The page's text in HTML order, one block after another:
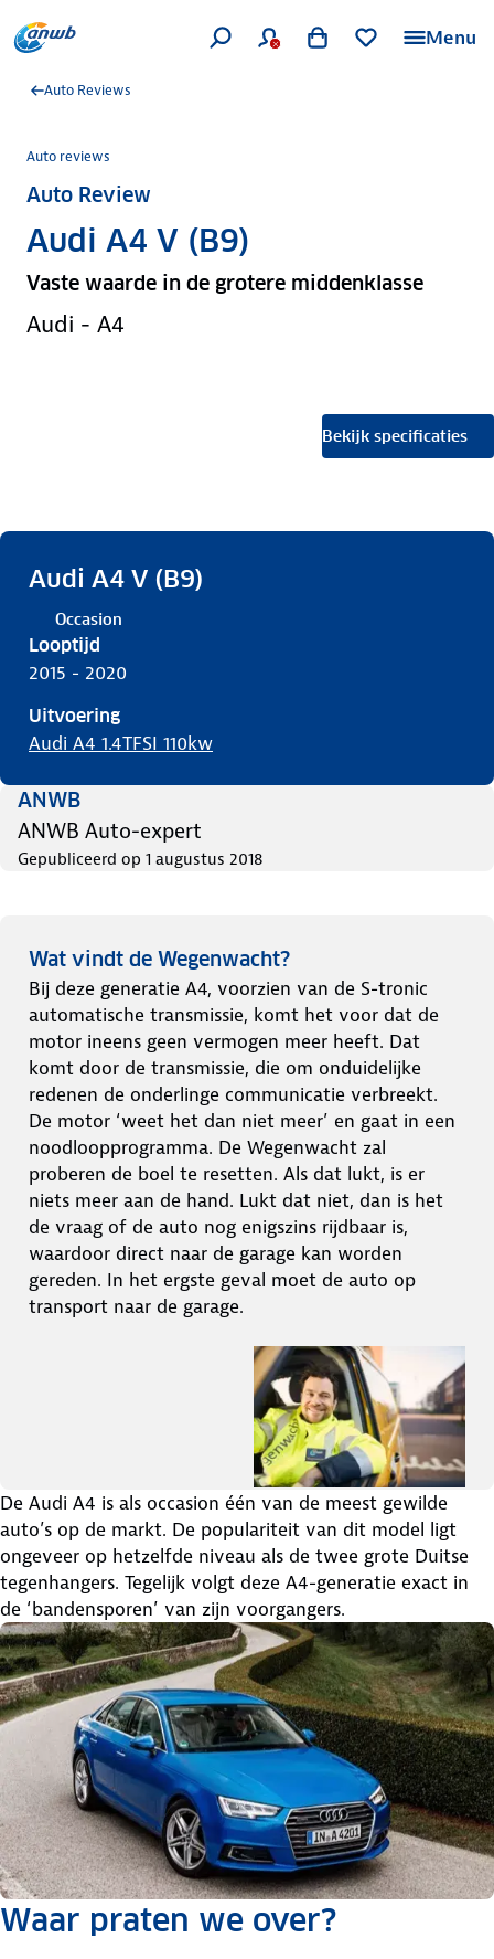
Menu
Auto Reviews
Auto reviews
Auto Review
Audi A4 V (B9)
Vaste waarde in de grotere middenklasse
Audi - A4
Bekijk specificaties
Audi A4 V (B9)
Occasion
Looptijd
2015 - 2020
Uitvoering
Audi A4 1.4TFSI 110kw
ANWB
ANWB Auto-expert
Gepubliceerd op 1 augustus 2018
Wat vindt de Wegenwacht?
Bij deze generatie A4, voorzien van de S-tronic
automatische transmissie, komt het voor dat de
motor ineens geen vermogen meer heeft. Dat
komt door de transmissie, die om onduidelijke
redenen de onderlinge communicatie verbreekt.
De motor ‘weet het dan niet meer’ en gaat in een
noodloopprogramma. De Wegenwacht zal
proberen de boel te resetten. Als dat lukt, is er
niets meer aan de hand. Lukt dat niet, dan is het
de vraag of de auto nog enigszins rijdbaar is,
waardoor direct naar de garage kan worden
gereden. In het ergste geval moet de auto op
transport naar de garage.
De Audi A4 is als occasion één van de meest gewilde
auto’s op de markt. De populariteit van dit model ligt
ongeveer op hetzelfde niveau als de twee grote Duitse
tegenhangers. Tegelijk volgt deze A4-generatie exact in
de ‘bandensporen’ van zijn voorgangers.
Waar praten we over?